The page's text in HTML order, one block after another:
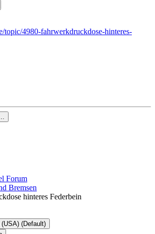
topic/4980-fahrwerkdruckdose-hinteres-
Forum
Bremsen
hinteres Federbein
(USA) (Default)